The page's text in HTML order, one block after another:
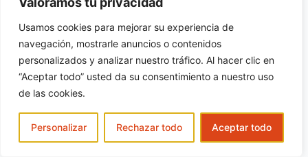
Usamos cookies para mejorar su experiencia de
navegación, mostrarle anuncios o contenidos
personalizados y analizar nuestro tráfico. Al hacer clic en
“Aceptar todo” usted da su consentimiento a nuestro uso
de las cookies.
Personalizar Rechazar todo Aceptar todo